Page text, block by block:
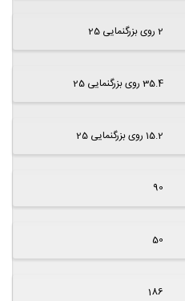
2 روی بزرگنمایی 25
35.4 روی بزرگنمایی 25
15.2 روی بزرگنمایی 25
90
50
186